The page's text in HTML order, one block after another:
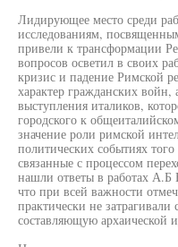
Лидирующее место среди
исследованиям,
привели к трансформации
вопросов осветил в своих
кризис и падение Римской
характер гражданских войн,
выступления италиков,
городского к
значение роли римской
политических событиях
связанные с процессом
нашли ответы в работах
что при всей важности
практически не
составляющую архаической